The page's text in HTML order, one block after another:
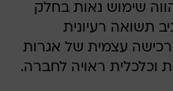
שימוש נאות בחלק
תשואה רעיונית
רכישה עצמית של אגרות
וכלכלית ראויה לחברה.